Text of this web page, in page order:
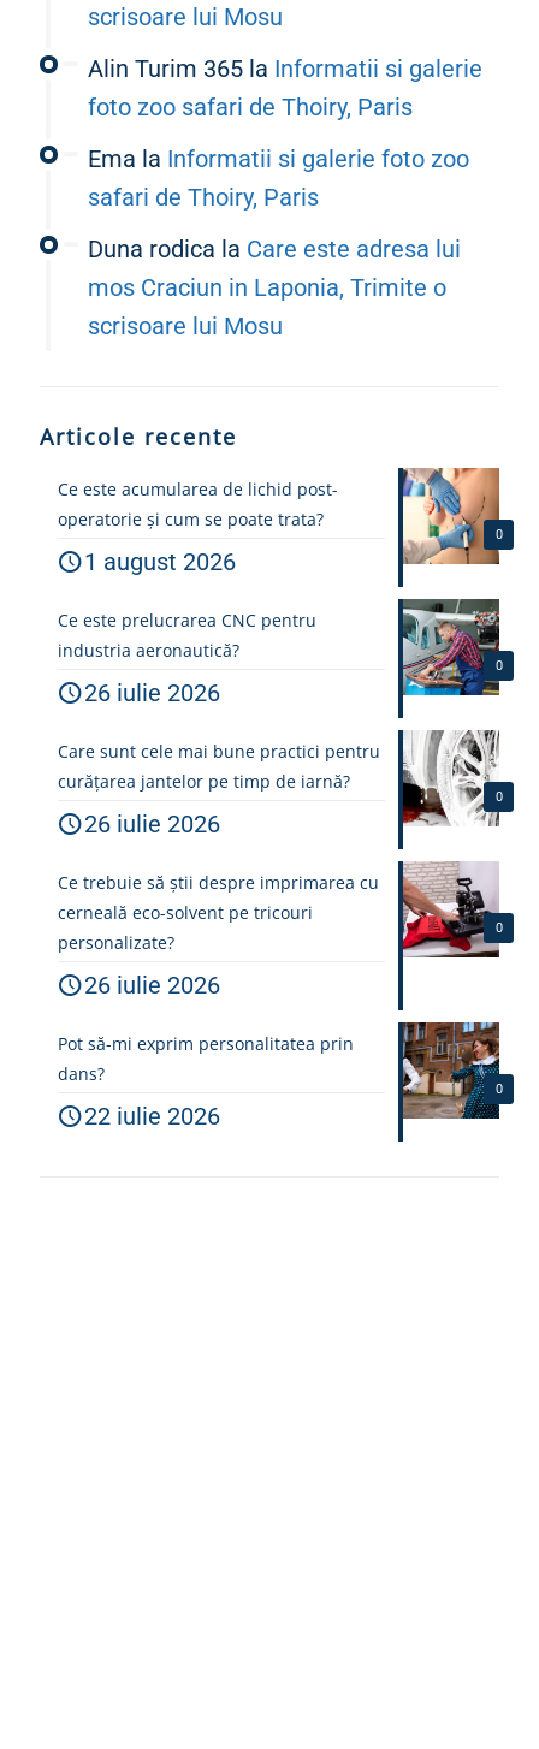
scrisoare lui Mosu
Alin Turim 365 la Informatii si galerie
foto zoo safari de Thoiry, Paris
Ema la Informatii si galerie foto zoo
safari de Thoiry, Paris
Duna rodica la Care este adresa lui
mos Craciun in Laponia, Trimite o
scrisoare lui Mosu
Articole recente
0
Ce este acumularea de lichid post-
operatorie și cum se poate trata?
1 august 2026
0
Ce este prelucrarea CNC pentru
industria aeronautică?
26 iulie 2026
0
Care sunt cele mai bune practici pentru
curățarea jantelor pe timp de iarnă?
26 iulie 2026
0
Ce trebuie să știi despre imprimarea cu
cerneală eco-solvent pe tricouri
personalizate?
26 iulie 2026
0
Pot să-mi exprim personalitatea prin
dans?
22 iulie 2026